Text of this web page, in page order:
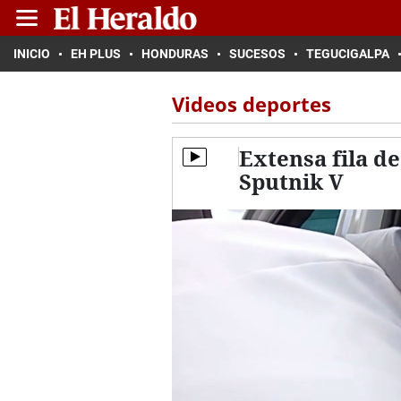
INICIO EH PLUS HONDURAS SUCESOS TEGUCIGALPA
Videos deportes
Extensa fila
Sputnik V